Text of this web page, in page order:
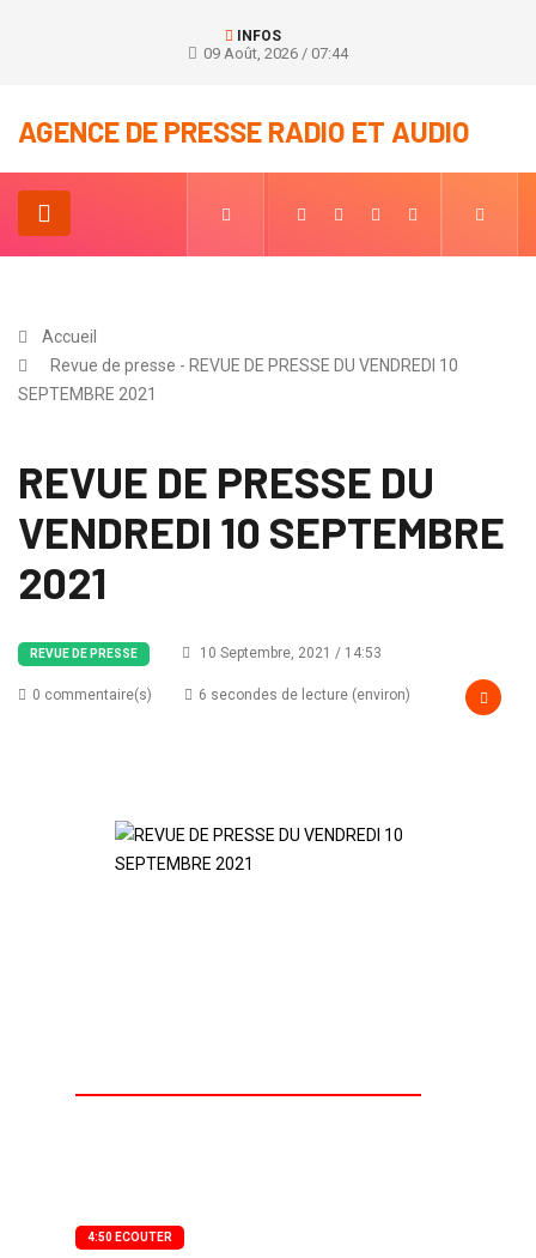
INFOS
09 Août, 2026 / 07:44
AGENCE DE PRESSE RADIO ET AUDIO
Accueil
Revue de presse - REVUE DE PRESSE DU VENDREDI 10
SEPTEMBRE 2021
REVUE DE PRESSE DU
VENDREDI 10 SEPTEMBRE
2021
REVUE DE PRESSE 10 Septembre, 2021 / 14:53
0 commentaire(s) 6 secondes de lecture (environ)
4:50 ECOUTER